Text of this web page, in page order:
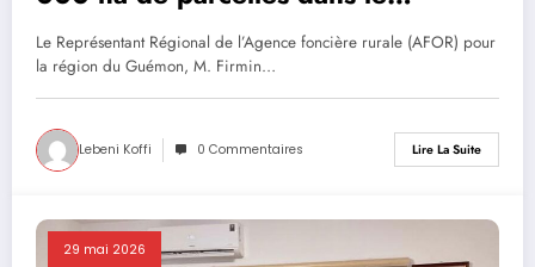
Guémon
Le Représentant Régional de l’Agence foncière rurale (AFOR) pour
la région du Guémon, M. Firmin…
Lebeni Koffi 0 Commentaires Lire La Suite
29 mai 2026